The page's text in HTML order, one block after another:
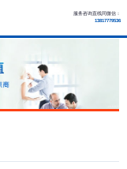
服务咨询直线同微信：
13817779536